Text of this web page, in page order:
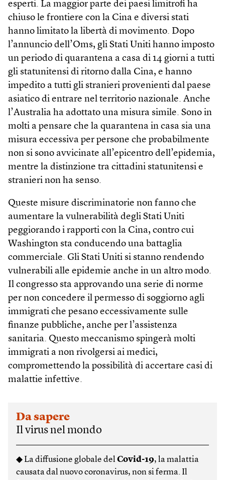
esperti. La maggior parte dei paesi limitrofi ha
chiuso le frontiere con la Cina e diversi stati
hanno limitato la libertà di movimento. Dopo
l’annuncio dell’Oms, gli Stati Uniti hanno imposto
un periodo di quarantena a casa di 14 giorni a tutti
gli statunitensi di ritorno dalla Cina, e hanno
impedito a tutti gli stranieri provenienti dal paese
asiatico di entrare nel territorio nazionale. Anche
l’Australia ha adottato una misura simile. Sono in
molti a pensare che la quarantena in casa sia una
misura eccessiva per persone che probabilmente
non si sono avvicinate all’epicentro dell’epidemia,
mentre la distinzione tra cittadini statunitensi e
stranieri non ha senso.
Queste misure discriminatorie non fanno che
aumentare la vulnerabilità degli Stati Uniti
peggiorando i rapporti con la Cina, contro cui
Washington sta conducendo una battaglia
commerciale. Gli Stati Uniti si stanno rendendo
vulnerabili alle epidemie anche in un altro modo.
Il congresso sta approvando una serie di norme
per non concedere il permesso di soggiorno agli
immigrati che pesano eccessivamente sulle
finanze pubbliche, anche per l’assistenza
sanitaria. Questo meccanismo spingerà molti
immigrati a non rivolgersi ai medici,
compromettendo la possibilità di accertare casi di
malattie infettive.
Da sapere
Il virus nel mondo
◆ La diffusione globale delCovid-19, la malattia
causata dal nuovo coronavirus, non si ferma. Il